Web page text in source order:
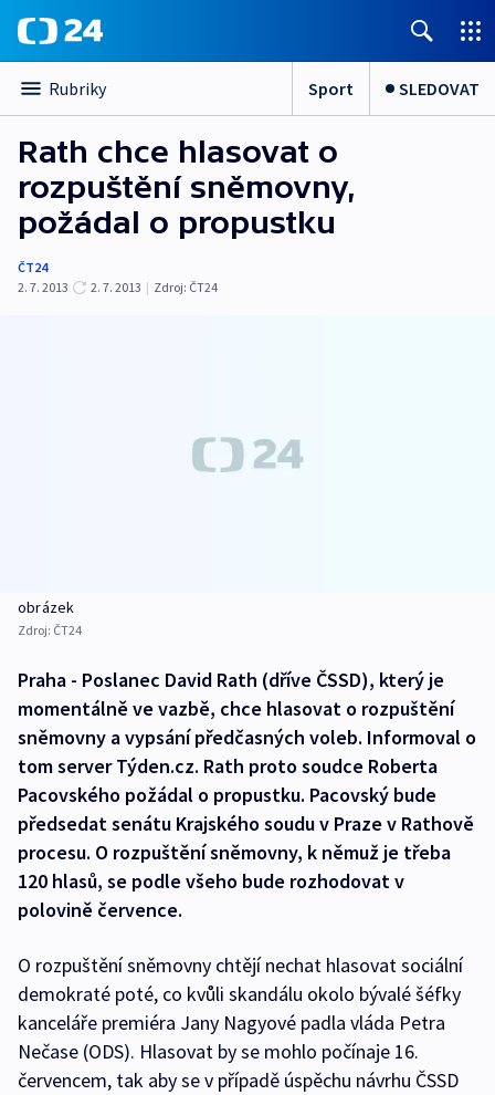
Rubriky Sport SLEDOVAT
Rath chce hlasovat o
rozpuštění sněmovny,
požádal o propustku
ČT24
2. 7. 2013
2. 7. 2013 | Zdroj: ČT24
obrázek
Zdroj: ČT24
Praha - Poslanec David Rath (dříve ČSSD), který je
momentálně ve vazbě, chce hlasovat o rozpuštění
sněmovny a vypsání předčasných voleb. Informoval o
tom server Týden.cz. Rath proto soudce Roberta
Pacovského požádal o propustku. Pacovský bude
předsedat senátu Krajského soudu v Praze v Rathově
procesu. O rozpuštění sněmovny, k němuž je třeba
120 hlasů, se podle všeho bude rozhodovat v
polovině července.
O rozpuštění sněmovny chtějí nechat hlasovat sociální
demokraté poté, co kvůli skandálu okolo bývalé šéfky
kanceláře premiéra Jany Nagyové padla vláda Petra
Nečase (ODS). Hlasovat by se mohlo počínaje 16.
červencem, tak aby se v případě úspěchu návrhu ČSSD